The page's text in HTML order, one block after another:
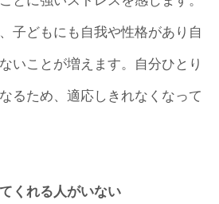
子どもにも自我や性格があり自
いことが増えます。自分ひとり
るため、適応しきれなくなって
くれる人がいない